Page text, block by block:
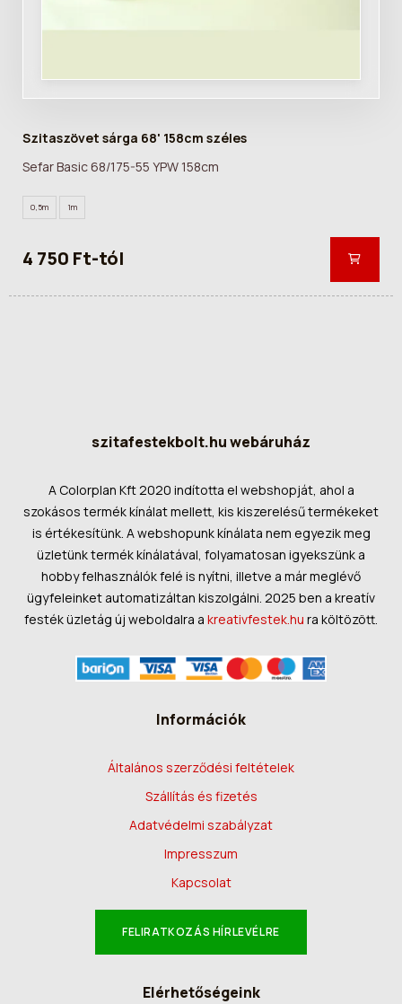
Szitaszövet sárga 68' 158cm széles
Sefar Basic 68/175-55 YPW 158cm
0,5m 1m
4 750 Ft-tól
szitafestekbolt.hu webáruház
A Colorplan Kft 2020 indította el webshopját, ahol a
szokásos termék kínálat mellett, kis kiszerelésű termékeket
is értékesítünk. A webshopunk kínálata nem egyezik meg
üzletünk termék kínálatával, folyamatosan igyekszünk a
hobby felhasználók felé is nyítni, illetve a már meglévő
ügyfeleinket automatizáltan kiszolgálni. 2025 ben a kreatív
festék üzletág új weboldalra a kreativfestek.hu ra költözött.
Információk
Általános szerződési feltételek
Szállítás és fizetés
Adatvédelmi szabályzat
Impresszum
Kapcsolat
FELIRATKOZÁS HÍRLEVÉLRE
Elérhetőségeink